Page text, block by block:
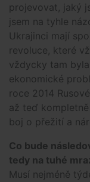
projevovat, jaký
jsem na tyhle
Ukrajinci mají
revoluce, které
vždycky tam
ekonomické
roce 2014
až teď
boj o přežití a
Co bude
tedy na tuhé
Musí nejméně